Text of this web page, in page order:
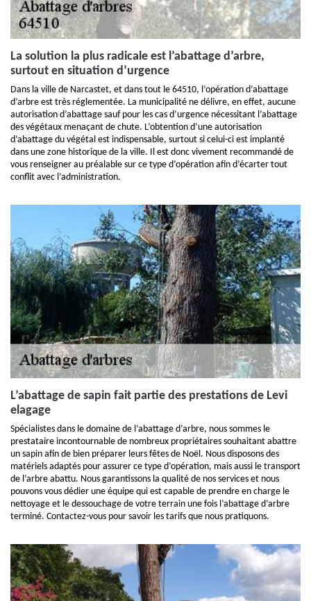
La solution la plus radicale est l’abattage d’arbre,
surtout en situation d’urgence
Dans la ville de Narcastet, et dans tout le 64510, l’opération d’abattage
d’arbre est très réglementée. La municipalité ne délivre, en effet, aucune
autorisation d’abattage sauf pour les cas d’urgence nécessitant l’abattage
des végétaux menaçant de chute. L’obtention d’une autorisation
d’abattage du végétal est indispensable, surtout si celui-ci est implanté
dans une zone historique de la ville. Il est donc vivement recommandé de
vous renseigner au préalable sur ce type d’opération afin d’écarter tout
conflit avec l’administration.
L’abattage de sapin fait partie des prestations de Levi
elagage
Spécialistes dans le domaine de l’abattage d’arbre, nous sommes le
prestataire incontournable de nombreux propriétaires souhaitant abattre
un sapin afin de bien préparer leurs fêtes de Noël. Nous disposons des
matériels adaptés pour assurer ce type d’opération, mais aussi le transport
de l’arbre abattu. Nous garantissons la qualité de nos services et nous
pouvons vous dédier une équipe qui est capable de prendre en charge le
nettoyage et le dessouchage de votre terrain une fois l’abattage d’arbre
terminé. Contactez-vous pour savoir les tarifs que nous pratiquons.